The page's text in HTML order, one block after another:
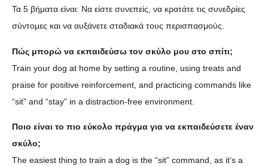
Τα 5 βήματα είναι: Να είστε συνεπείς, να κρατάτε τις συνεδρίες
σύντομες και να αυξάνετε σταδιακά τους περισπασμούς.
Πώς μπορώ να εκπαιδεύσω τον σκύλο μου στο σπίτι;
Train your dog at home by setting a routine, using treats and
praise for positive reinforcement, and practicing commands like
“sit” and “stay” in a distraction-free environment.
Ποιο είναι το πιο εύκολο πράγμα για να εκπαιδεύσετε έναν
σκύλο;
The easiest thing to train a dog is the “sit” command, as it’s a